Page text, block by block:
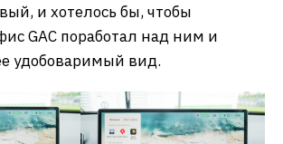
и хотелось бы, чтобы
GAC поработал над ним и
удобоваримый вид.